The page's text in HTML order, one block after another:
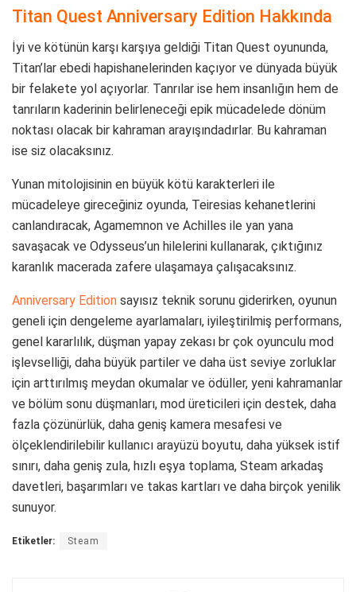
Titan Quest Anniversary Edition Hakkında
İyi ve kötünün karşı karşıya geldiği Titan Quest oyununda,
Titan’lar ebedi hapishanelerinden kaçıyor ve dünyada büyük
bir felakete yol açıyorlar. Tanrılar ise hem insanlığın hem de
tanrıların kaderinin belirleneceği epik mücadelede dönüm
noktası olacak bir kahraman arayışındadırlar. Bu kahraman
ise siz olacaksınız.
Yunan mitolojisinin en büyük kötü karakterleri ile
mücadeleye gireceğiniz oyunda, Teiresias kehanetlerini
canlandıracak, Agamemnon ve Achilles ile yan yana
savaşacak ve Odysseus’un hilelerini kullanarak, çıktığınız
karanlık macerada zafere ulaşamaya çalışacaksınız.
Anniversary Edition sayısız teknik sorunu giderirken, oyunun
geneli için dengeleme ayarlamaları, iyileştirilmiş performans,
genel kararlılık, düşman yapay zekası br çok oyunculu mod
işlevselliği, daha büyük partiler ve daha üst seviye zorluklar
için arttırılmış meydan okumalar ve ödüller, yeni kahramanlar
ve bölüm sonu düşmanları, mod üreticileri için destek, daha
fazla çözünürlük, daha geniş kamera mesafesi ve
ölçeklendirilebilir kullanıcı arayüzü boyutu, daha yüksek istif
sınırı, daha geniş zula, hızlı eşya toplama, Steam arkadaş
davetleri, başarımları ve takas kartları ve daha birçok yenilik
sunuyor.
Etiketler: Steam